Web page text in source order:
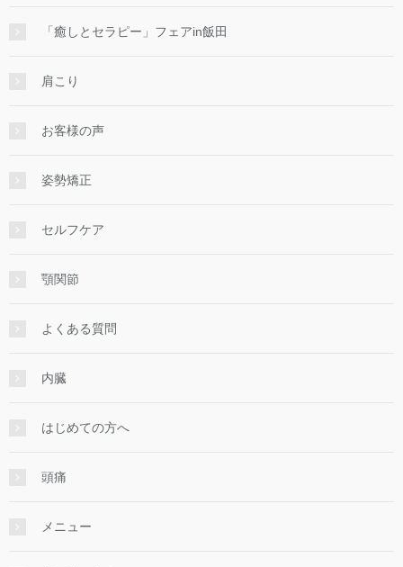
「癒しとセラピー」フェアin飯田
肩こり
お客様の声
姿勢矯正
セルフケア
顎関節
よくある質問
内臓
はじめての方へ
頭痛
メニュー